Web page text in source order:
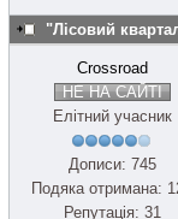
"Лісовий
Crossroad
НЕ НА САЙТІ
Елітний учасник
Дописи: 745
Подяка отримана:
Репутація: 31